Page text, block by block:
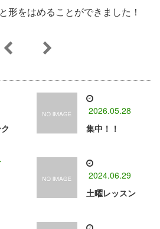
形をはめることができました！
2026.05.28
集中！！
2024.06.29
土曜レッスン